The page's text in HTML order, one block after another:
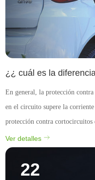
En general, la protección
en el circuito supere la
protección contra cortocircuitos
corriente cuando se produce
funcionamiento seguro d...
Ver detalles
22